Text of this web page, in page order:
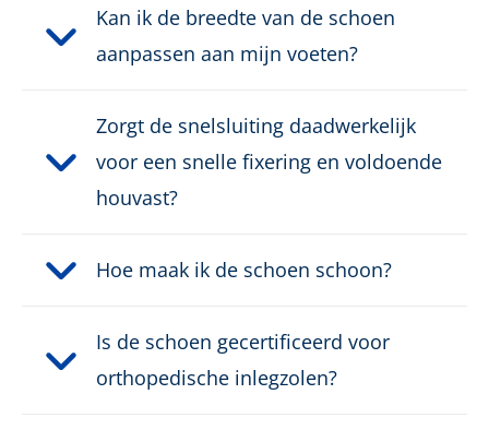
Kan ik de breedte van de schoen
aanpassen aan mijn voeten?
Zorgt de snelsluiting daadwerkelijk
voor een snelle fixering en voldoende
houvast?
Hoe maak ik de schoen schoon?
Is de schoen gecertificeerd voor
orthopedische inlegzolen?